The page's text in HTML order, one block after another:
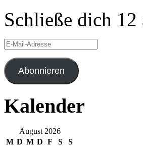
Schließe dich 12
E-
Mail-
Adresse
Abonnieren
Kalender
August 2026
M D M D F S
S